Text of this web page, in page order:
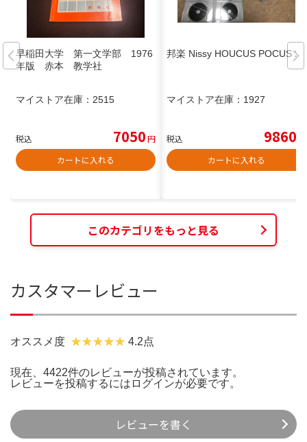
早稲田大学 第一文学部 1976
年版 赤本 教学社
マイストア在庫： 2515
税込 7050円
カートに入れる
邦楽 Nissy HOUCUS POCUS 2
マイストア在庫： 1927
税込 9860
カートに入れる
このカテゴリをもっと見る
カスタマーレビュー
オススメ度 4.2点
現在、4422件のレビューが投稿されています。
レビューを投稿するには ログインが必要です。
レビューを書く